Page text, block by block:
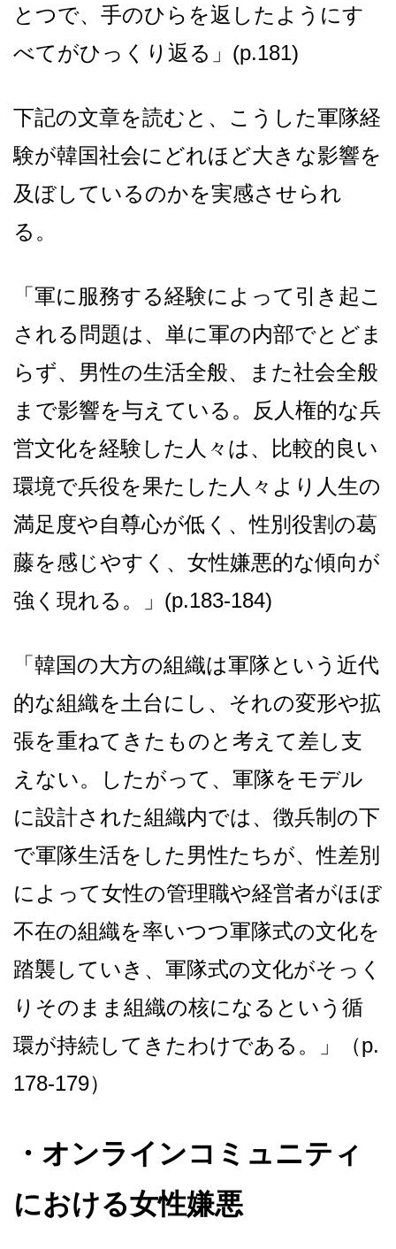
とつで、手のひらを返したようにす
べてがひっくり返る」(p.181)
下記の文章を読むと、こうした軍隊経
験が韓国社会にどれほど大きな影響を
及ぼしているのかを実感させられ
る。
「軍に服務する経験によって引き起こ
される問題は、単に軍の内部でとどま
らず、男性の生活全般、また社会全般
まで影響を与えている。反人権的な兵
営文化を経験した人々は、比較的良い
環境で兵役を果たした人々より人生の
満足度や自尊心が低く、性別役割の葛
藤を感じやすく、女性嫌悪的な傾向が
強く現れる。」(p.183-184)
「韓国の大方の組織は軍隊という近代
的な組織を土台にし、それの変形や拡
張を重ねてきたものと考えて差し支
えない。したがって、軍隊をモデル
に設計された組織内では、徴兵制の下
で軍隊生活をした男性たちが、性差別
によって女性の管理職や経営者がほぼ
不在の組織を率いつつ軍隊式の文化を
踏襲していき、軍隊式の文化がそっく
りそのまま組織の核になるという循
環が持続してきたわけである。」（p.
178-179）
・ オンラインコミュニティ
における女性嫌悪